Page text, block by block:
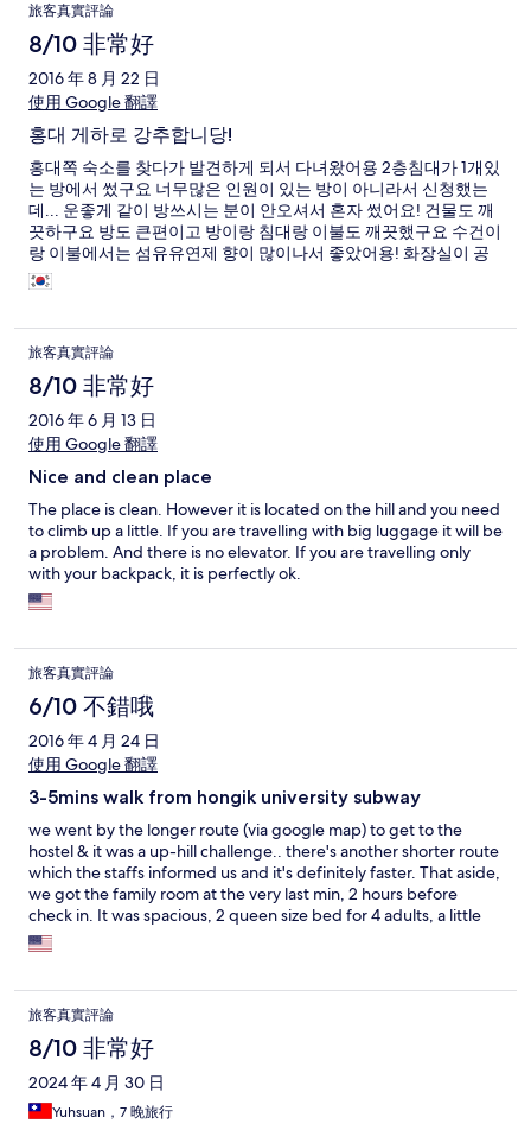
actually two rooms (each with their own door obviously) that
share a common entryway. Not usually a problem, but the door
to each room was not able to be locked AT ALL. there was a
flimsy latch and hook, and not even a door handle, so the door
was always slightly open. I did not feel comfortable staying in
the room as I didn't know who was staying in the other room,
and they had 24 hour access to myself and my belongings. Not
what you expect when you fork out the extra money to have a
room to yourself. I expect privacy and security. (Note the door
to the common entryway was secure, with an electronic
keypad). in the room you also heard all the plumbing and other
noises, as the plumbing is not hidden or insulated in a roof
cavity, but the room follows an industrial style of exposed
plumbing. Also, I stayed during winter and the room had a
旅客真實評論
8/10 非常好
2016 年 8 月 22 日
使用 Google 翻譯
홍대 게하로 강추합니당!
홍대쪽 숙소를 찾다가 발견하게 되서 다녀왔어용 2층침대가 1개있
는 방에서 썼구요 너무많은 인원이 있는 방이 아니라서 신청했는
데... 운좋게 같이 방쓰시는 분이 안오셔서 혼자 썼어요! 건물도 깨
끗하구요 방도 큰편이고 방이랑 침대랑 이불도 깨끗했구요 수건이
랑 이불에서는 섬유유연제 향이 많이나서 좋았어용! 화장실이 공
용이긴하지만 변기와 세면대 샤워시설이 한칸에 다 있어서 볼일도
보고 바로 씻기도 편했구요 4칸이 있었는데 사람이 다차서 못쓴적
旅客真實評論
8/10 非常好
2016 年 6 月 13 日
使用 Google 翻譯
Nice and clean place
The place is clean. However it is located on the hill and you need
to climb up a little. If you are travelling with big luggage it will be
a problem. And there is no elevator. If you are travelling only
with your backpack, it is perfectly ok.
旅客真實評論
6/10 不錯哦
2016 年 4 月 24 日
使用 Google 翻譯
3-5mins walk from hongik university subway
we went by the longer route (via google map) to get to the
hostel & it was a up-hill challenge.. there's another shorter route
which the staffs informed us and it's definitely faster. That aside,
we got the family room at the very last min, 2 hours before
check in. It was spacious, 2 queen size bed for 4 adults, a little
sofa corner and private bathroom and we are on the first floor. A
really new hostel, as the aircon is only used during summer (and
you hear foot steps of other guests walking by to get to their
rooms on the next level. Great for budget travellers, it is walking
distance to the main hongdae night street, there's full of life at
night, shopping, cafes, food. Takes about 10mins by foot to get
there, location is not too bad.
旅客真實評論
8/10 非常好
2024 年 4 月 30 日
Yuhsuan，7 晚旅行